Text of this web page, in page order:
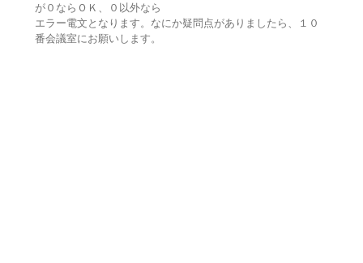
が０ならＯＫ、０以外なら
エラー電文となります。なにか疑問点がありましたら、１０
番会議室にお願いします。